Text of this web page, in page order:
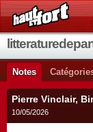
Notes
Pierre Vinclair,
10/05/2026